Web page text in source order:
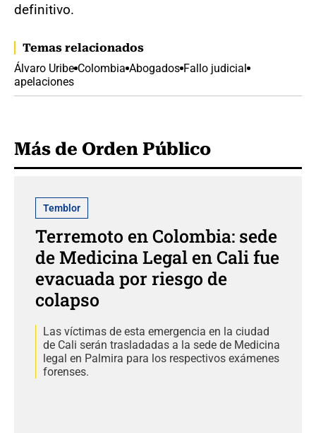
definitivo.
Temas relacionados
Álvaro Uribe Colombia Abogados Fallo judicial
apelaciones
Más de Orden Público
Temblor
Terremoto en Colombia: sede
de Medicina Legal en Cali fue
evacuada por riesgo de
colapso
Las víctimas de esta emergencia en la ciudad
de Cali serán trasladadas a la sede de Medicina
legal en Palmira para los respectivos exámenes
forenses.